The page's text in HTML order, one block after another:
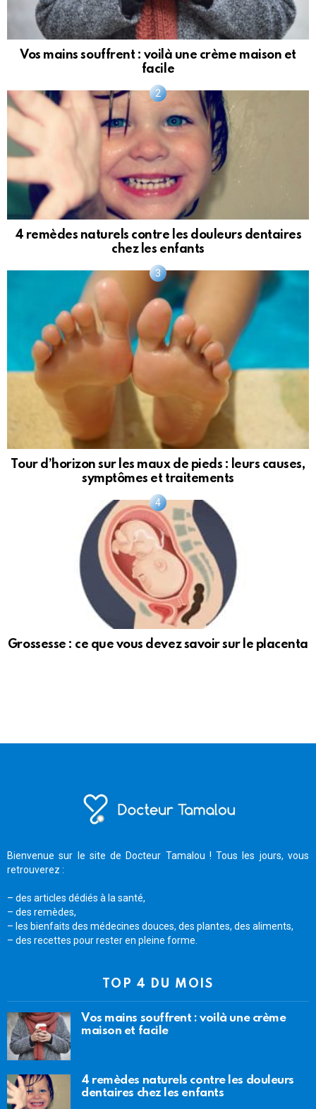
Vos mains souffrent : voilà une crème maison et
facile
4 remèdes naturels contre les douleurs dentaires
chez les enfants
Tour d’horizon sur les maux de pieds : leurs causes,
symptômes et traitements
Grossesse : ce que vous devez savoir sur le placenta
Bienvenue sur le site de Docteur Tamalou ! Tous les jours, vous
retrouverez :
– des articles dédiés à la santé,
– des remèdes,
– les bienfaits des médecines douces, des plantes, des aliments,
– des recettes pour rester en pleine forme.
TOP 4 DU MOIS
Vos mains souffrent : voilà une crème
maison et facile
4 remèdes naturels contre les douleurs
dentaires chez les enfants